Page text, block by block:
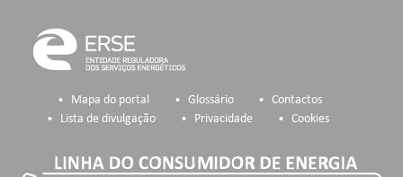
Mapa do portal Glossário
Contactos
Lista de divulgação
Privacidade Cookies